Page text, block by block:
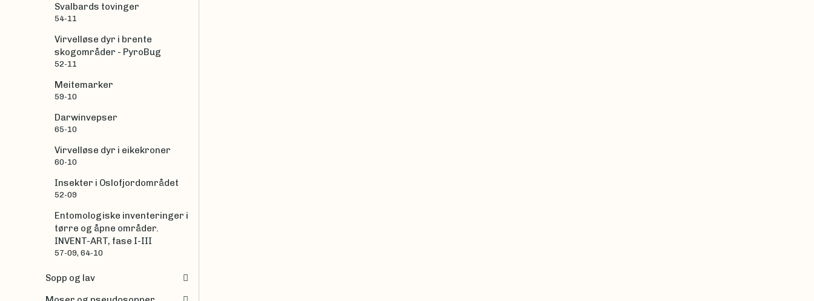
Svalbards tovinger
54-11
Virvelløse dyr i brente
skogområder - PyroBug
52-11
Meitemarker
59-10
Darwinvepser
65-10
Virvelløse dyr i eikekroner
60-10
Insekter i Oslofjordområdet
52-09
Entomologiske inventeringer i
tørre og åpne områder.
INVENT-ART, fase I-III
57-09, 64-10
Sopp og lav